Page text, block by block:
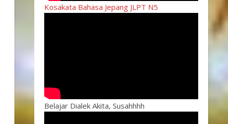
Kosakata Bahasa Jepang JLPT N5
Belajar Dialek Akita, Susahhhh